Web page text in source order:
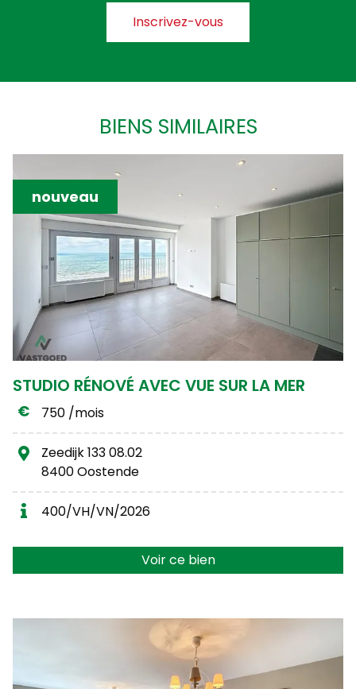
Inscrivez-vous
BIENS SIMILAIRES
nouveau
STUDIO RÉNOVÉ AVEC VUE SUR LA MER
750 /mois
Zeedijk 133 08.02
8400 Oostende
400/VH/VN/2026
Voir ce bien